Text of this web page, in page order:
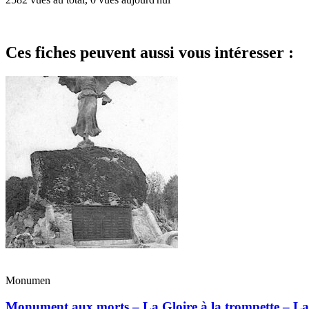
Ces fiches peuvent aussi vous intéresser :
Monumen